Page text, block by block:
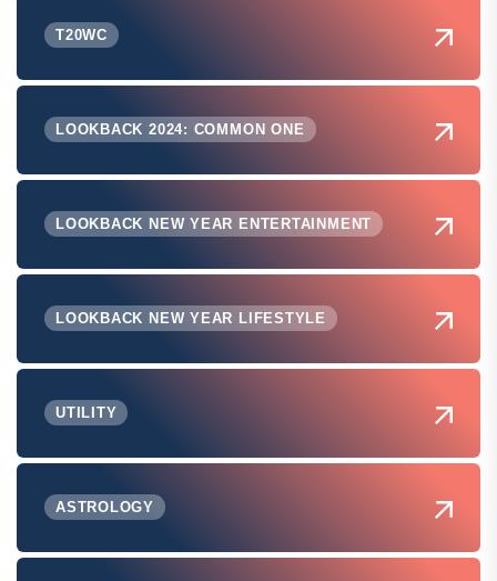
T20WC
LOOKBACK 2024: COMMON ONE
LOOKBACK NEW YEAR ENTERTAINMENT
LOOKBACK NEW YEAR LIFESTYLE
UTILITY
ASTROLOGY